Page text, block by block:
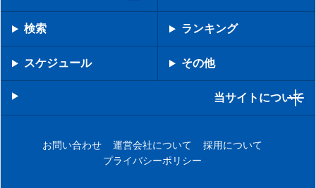
検索 ランキング
スケジュール その他
当サイトについて
お問い合わせ 運営会社について
採用について
プライバシーポリシー